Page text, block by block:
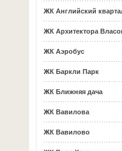
ЖК Английский
ЖК Архитектора
ЖК Аэробус
ЖК Баркли Парк
ЖК Ближняя дача
ЖК Вавилова
ЖК Вавилово